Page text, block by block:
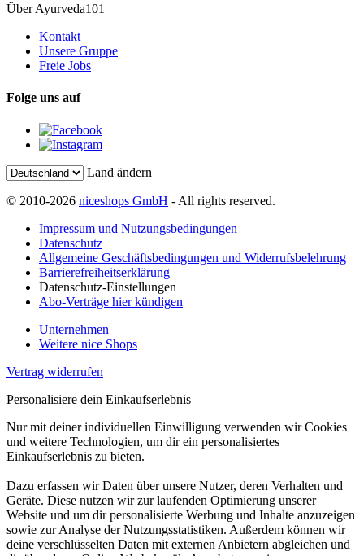
Über Ayurveda101
Kontakt
Unsere Gruppe
Freie Jobs
Folge uns auf
Land ändern
© 2010-2026 niceshops GmbH - All rights reserved.
Impressum und Nutzungsbedingungen
Datenschutz
Allgemeine Geschäftsbedingungen und Widerrufsbelehrung
Barrierefreiheitserklärung
Datenschutz-Einstellungen
Abo-Verträge hier kündigen
Unternehmen
Weitere nice Shops
Vertrag widerrufen
Personalisiere dein Einkaufserlebnis
Nur mit deiner individuellen Einwilligung verwenden wir Cookies
und weitere Technologien, um dir ein personalisiertes
Einkaufserlebnis zu bieten.
Dazu erfassen wir Daten über unsere Nutzer, deren Verhalten und
Geräte. Diese nutzen wir zur laufenden Optimierung unserer
Website und um dir personalisierte Werbung und Inhalte anzuzeigen
sowie zur Analyse der Nutzungsstatistiken. Außerdem können wir
deine verschlüsselten Daten mit externen Anbietern abgleichen und